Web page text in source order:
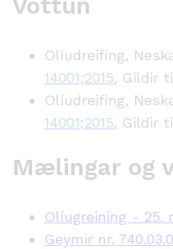
Olíudreifing,
14001;2015. Gildir
Olíudreifing,
14001;2015. Gildir
Mælingar og
Olíugreining - 25.
Geymir nr.